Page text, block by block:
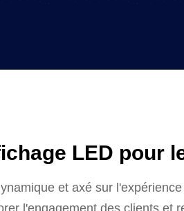
LED pour
et axé sur